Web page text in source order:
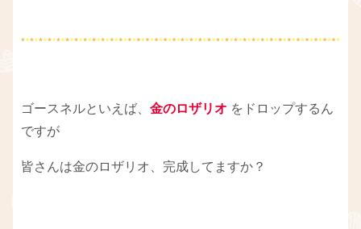
ゴースネルといえば、 金のロザリオ をドロップするん
ですが
皆さんは金のロザリオ、完成してますか？